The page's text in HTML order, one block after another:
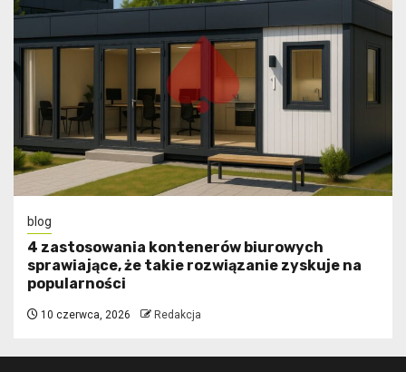
blog
4 zastosowania kontenerów biurowych
sprawiające, że takie rozwiązanie zyskuje na
popularności
10 czerwca, 2026 Redakcja